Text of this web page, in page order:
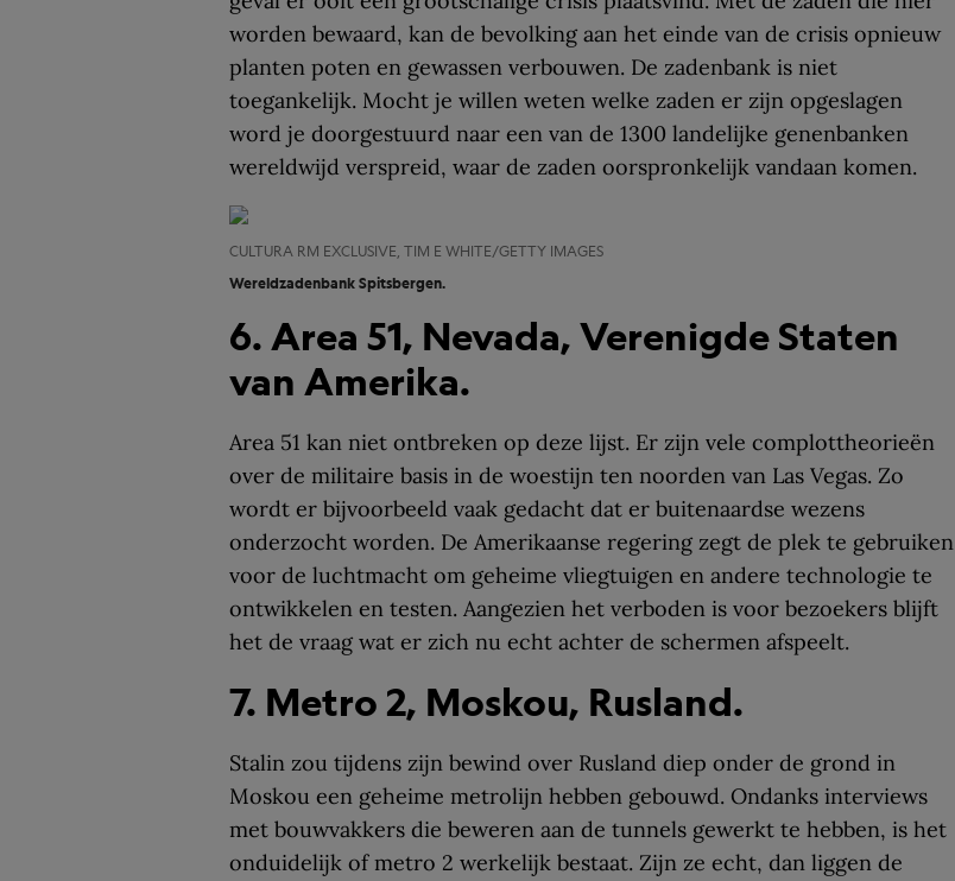
worden bewaard, kan de bevolking aan het einde van de crisis opnieuw
planten poten en gewassen verbouwen. De zadenbank is niet
toegankelijk. Mocht je willen weten welke zaden er zijn opgeslagen
word je doorgestuurd naar een van de 1300 landelijke genenbanken
wereldwijd verspreid, waar de zaden oorspronkelijk vandaan komen.
CULTURA RM EXCLUSIVE, TIM E WHITE/GETTY IMAGES
Wereldzadenbank Spitsbergen.
6. Area 51, Nevada, Verenigde Staten
van Amerika.
Area 51 kan niet ontbreken op deze lijst. Er zijn vele complottheorieën
over de militaire basis in de woestijn ten noorden van Las Vegas. Zo
wordt er bijvoorbeeld vaak gedacht dat er buitenaardse wezens
onderzocht worden. De Amerikaanse regering zegt de plek te gebruiken
voor de luchtmacht om geheime vliegtuigen en andere technologie te
ontwikkelen en testen. Aangezien het verboden is voor bezoekers blijft
het de vraag wat er zich nu echt achter de schermen afspeelt.
7. Metro 2, Moskou, Rusland.
Stalin zou tijdens zijn bewind over Rusland diep onder de grond in
Moskou een geheime metrolijn hebben gebouwd. Ondanks interviews
met bouwvakkers die beweren aan de tunnels gewerkt te hebben, is het
onduidelijk of metro 2 werkelijk bestaat. Zijn ze echt, dan liggen de